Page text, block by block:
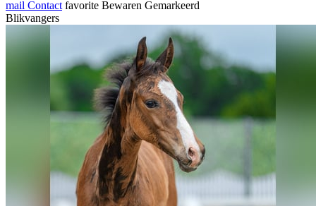
mail Contact favorite Bewaren Gemarkeerd
Blikvangers